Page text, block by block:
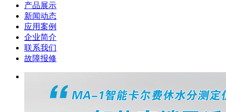
产品展示
新闻动态
应用案例
企业简介
联系我们
故障报修